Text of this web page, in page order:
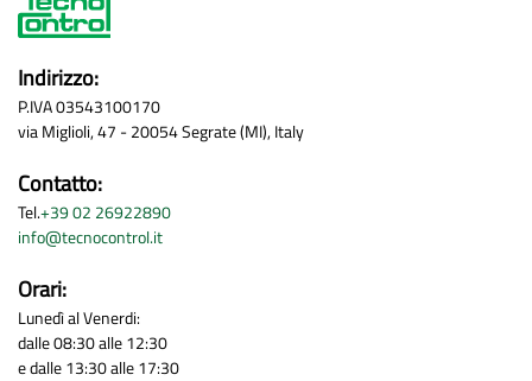
Indirizzo:
P.IVA 03543100170
via Miglioli, 47 - 20054 Segrate (MI), Italy
Contatto:
Tel.+39 02 26922890
info@tecnocontrol.it
Orari:
Lunedì al Venerdi:
dalle 08:30 alle 12:30
e dalle 13:30 alle 17:30